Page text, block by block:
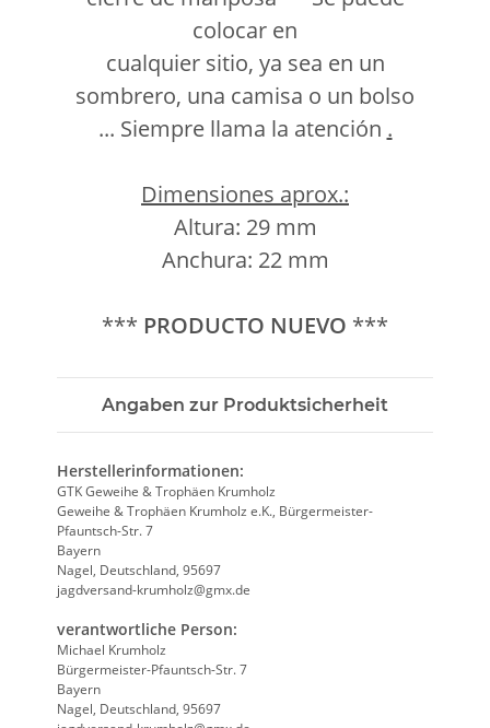
colocar en
cualquier sitio, ya sea en un
sombrero, una camisa o un bolso
... Siempre llama la atención .
Dimensiones aprox.:
Altura: 29 mm
Anchura: 22 mm
*** PRODUCTO NUEVO ***
Angaben zur Produktsicherheit
Herstellerinformationen:
GTK Geweihe & Trophäen Krumholz
Geweihe & Trophäen Krumholz e.K., Bürgermeister-
Pfauntsch-Str. 7
Bayern
Nagel, Deutschland, 95697
jagdversand-krumholz@gmx.de
verantwortliche Person:
Michael Krumholz
Bürgermeister-Pfauntsch-Str. 7
Bayern
Nagel, Deutschland, 95697